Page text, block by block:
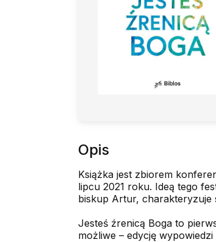
Opis
Książka jest zbiorem
lipcu 2021 roku. Ideą tego
biskup Artur, charakteryzuje
Jesteś źrenicą Boga to
możliwe – edycję